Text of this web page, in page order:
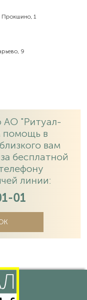
Прокшино, 1
9
АО "Ритуал-
помощь в
вам
бесплатной
линии:
01